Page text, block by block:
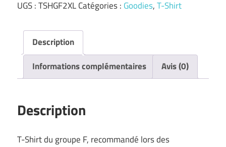
Shirt
UGS :TSHGF2XLCatégories : Goodies,T-Shirt
Description
Informations complémentaires
Avis (0)
Description
T-Shirt du groupe F, recommandé lors des